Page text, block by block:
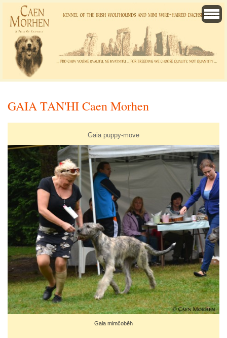
GAIA TAN'HI Caen Morhen
Gaia puppy-move
Gaia mimčoběh